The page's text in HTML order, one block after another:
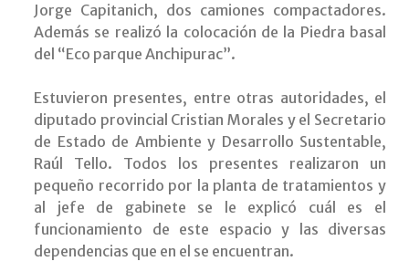
Jorge Capitanich, dos camiones compactadores.
Además se realizó la colocación de la Piedra basal
del “Eco parque Anchipurac”.
Estuvieron presentes, entre otras autoridades, el
diputado provincial Cristian Morales y el Secretario
de Estado de Ambiente y Desarrollo Sustentable,
Raúl Tello. Todos los presentes realizaron un
pequeño recorrido por la planta de tratamientos y
al jefe de gabinete se le explicó cuál es el
funcionamiento de este espacio y las diversas
dependencias que en el se encuentran.